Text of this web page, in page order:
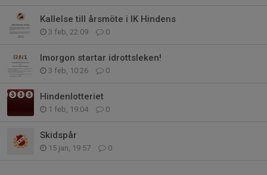
Kallelse till årsmöte i IK Hindens
3 feb, 22:09 0
Imorgon startar idrottsleken!
3 feb, 10:26 0
Hindenlotteriet
1 feb, 19:04 0
Skidspår
15 jan, 19:57 0